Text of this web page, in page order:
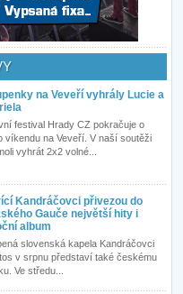
na Veveří vyhrály Lucie a
festival Hrady CZ pokračuje o
víkendu na Veveří. V naší soutěži
vyhrát 2x2 volné...
Kandráčovci přivezou do
Gauče největší hity i
album
slovenská kapela Kandráčovci
v srpnu představí také českému
Ve středu...